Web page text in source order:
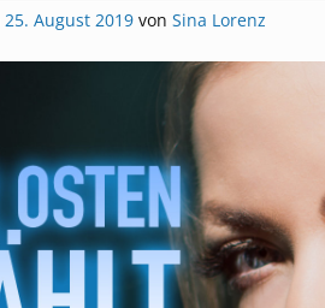
25. August 2019 von Sina Lorenz